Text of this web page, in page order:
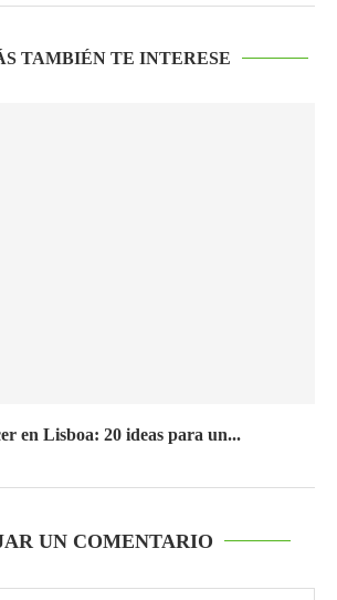
TAMBIÉN TE INTERESE
en Lisboa: 20 ideas para un...
UN COMENTARIO